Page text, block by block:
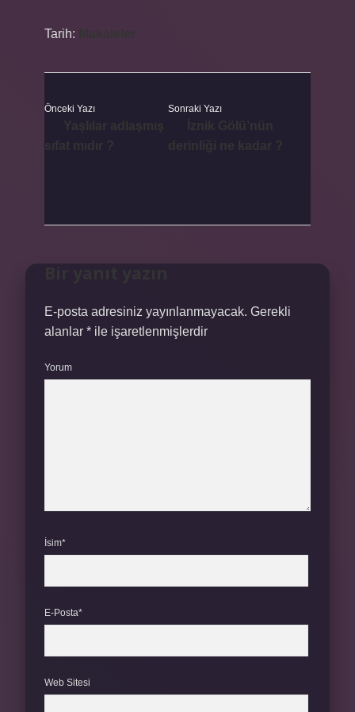
Tarih:
Önceki Yazı Sonraki Yazı
E-posta adresiniz yayınlanmayacak. Gerekli
alanlar * ile işaretlenmişlerdir
Yorum
İsim*
E-Posta*
Web Sitesi